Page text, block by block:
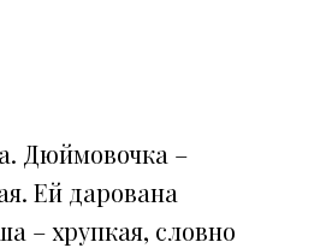
Дюймовочка –
Ей дарована
– хрупкая, словно